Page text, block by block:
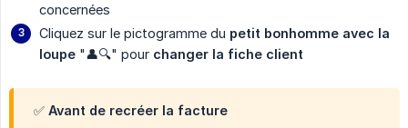
concernées
Cliquez sur le pictogramme du petit bonhomme avec la
loupe "👤🔍" pour changer la fiche client
✅ Avant de recréer la facture